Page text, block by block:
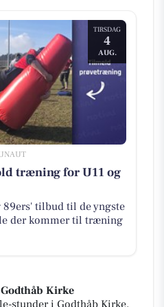
TIRSDAG
4
AUG.
træning for U11 og
89ers' tilbud til de yngste
der kommer til træning
Kirke